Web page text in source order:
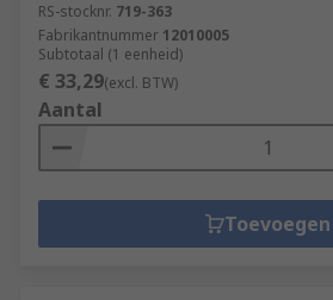
RS-stocknr. 719-363
Fabrikantnummer 12010005
Subtotaal (1 eenheid)
€ 33,29(excl. BTW)
Aantal
Toevoegen